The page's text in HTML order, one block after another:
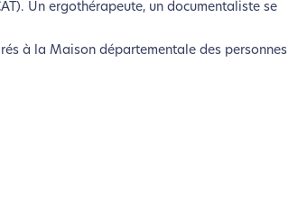
Un ergothérapeute, un documentaliste se
à la Maison départementale des personnes